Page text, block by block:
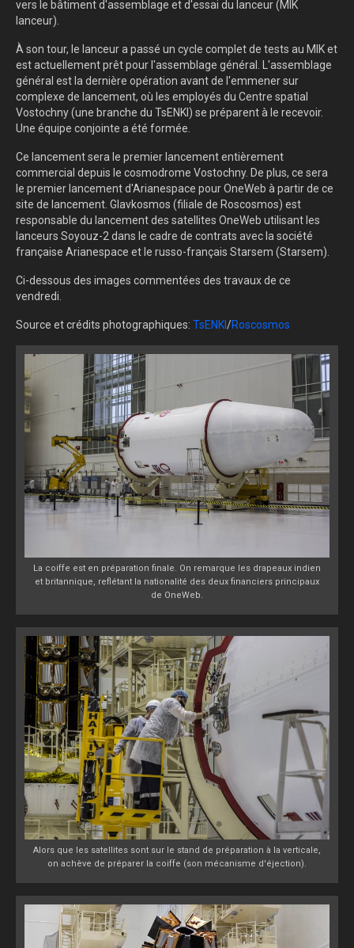
vers le bâtiment d'assemblage et d'essai du lanceur (MIK
lanceur).
À son tour, le lanceur a passé un cycle complet de tests au MIK et
est actuellement prêt pour l'assemblage général. L'assemblage
général est la dernière opération avant de l'emmener sur
complexe de lancement, où les employés du Centre spatial
Vostochny (une branche du TsENKI) se préparent à le recevoir.
Une équipe conjointe a été formée.
Ce lancement sera le premier lancement entièrement
commercial depuis le cosmodrome Vostochny. De plus, ce sera
le premier lancement d'Arianespace pour OneWeb à partir de ce
site de lancement. Glavkosmos (filiale de Roscosmos) est
responsable du lancement des satellites OneWeb utilisant les
lanceurs Soyouz-2 dans le cadre de contrats avec la société
française Arianespace et le russo-français Starsem (Starsem).
Ci-dessous des images commentées des travaux de ce
vendredi.
Source et crédits photographiques: TsENKI/Roscosmos
La coiffe est en préparation finale. On remarque les drapeaux indien
et britannique, reflétant la nationalité des deux financiers principaux
de OneWeb.
Alors que les satellites sont sur le stand de préparation à la verticale,
on achève de préparer la coiffe (son mécanisme d'éjection).